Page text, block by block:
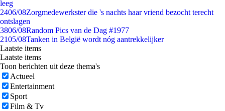
leeg
2406/08Zorgmedewerkster die 's nachts haar vriend bezocht terecht
ontslagen
3806/08Random Pics van de Dag #1977
2105/08Tanken in België wordt nóg aantrekkelijker
Laatste items
Laatste items
Toon berichten uit deze thema's
Actueel
Entertainment
Sport
Film & Tv